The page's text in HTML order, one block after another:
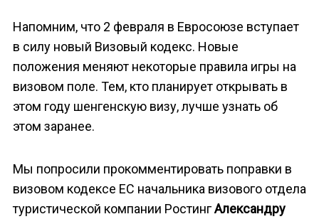
Напомним, что 2 февраля в Евросоюзе вступает
в силу новый Визовый кодекс. Новые
положения меняют некоторые правила игры на
визовом поле. Тем, кто планирует открывать в
этом году шенгенскую визу, лучше узнать об
этом заранее.
Мы попросили прокомментировать поправки в
визовом кодексе ЕС начальника визового отдела
туристической компании РостингАлександру